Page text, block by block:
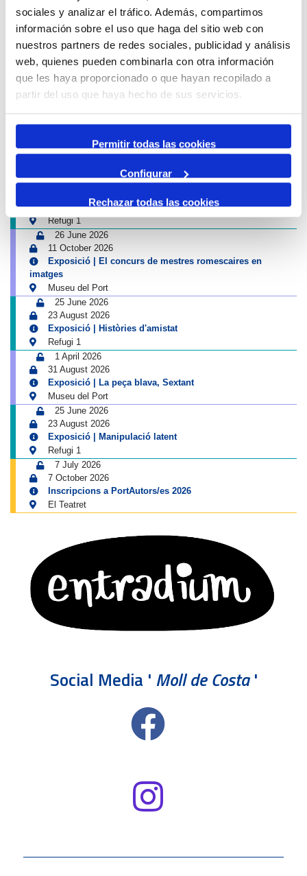
sociales y analizar el tráfico. Además, compartimos
información sobre el uso que haga del sitio web con
nuestros partners de redes sociales, publicidad y análisis
web, quienes pueden combinarla con otra información
que les haya proporcionado o que hayan recopilado a
partir del uso que haya hecho de sus servicios.
Permitir todas las cookies
Configurar
Rechazar todas las cookies
12 August 2026
13 August 2026
16:00-01:00
Tancament accés Km 0| Eclipsi solar
Km 0
Next cultural events of Port & City
4 July 2026
13 September 2026
Exposició | Biennal d'Art contemporani gastronòmic de
Cambrils
10 July 2026
Exposició | Boscos. Cartografies del temps i del gest
Refugi 1
26 June 2026
11 October 2026
Exposició | El concurs de mestres romescaires en
imatges
Museu del Port
25 June 2026
23 August 2026
Exposició | Històries d'amistat
Refugi 1
1 April 2026
31 August 2026
Exposició | La peça blava, Sextant
Museu del Port
25 June 2026
23 August 2026
Exposició | Manipulació latent
Refugi 1
7 July 2026
7 October 2026
Inscripcions a PortAutors/es 2026
El Teatret
Social Media ' Moll de Costa'